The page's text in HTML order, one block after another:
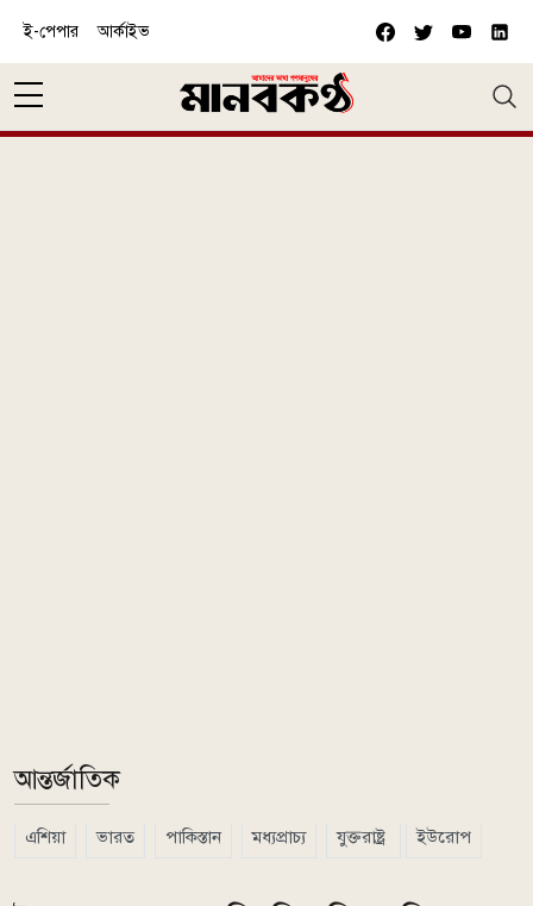
ই-পেপার আর্কাইভ
আন্তর্জাতিক
এশিয়া ভারত পাকিস্তান মধ্যপ্রাচ্য যুক্তরাষ্ট্র ইউরোপ